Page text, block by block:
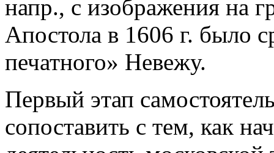
напр., с изображения на
Апостола в 1606 г. было
печатного» Невежу.
Первый этап
сопоставить с тем, как